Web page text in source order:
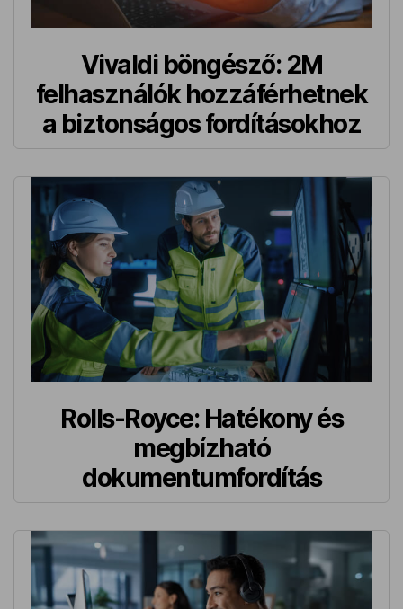
Vivaldi böngésző: 2M
felhasználók hozzáférhetnek
a biztonságos fordításokhoz
Rolls-Royce: Hatékony és
megbízható
dokumentumfordítás